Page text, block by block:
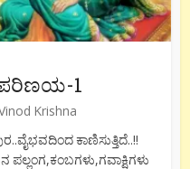
ಪರಿಣಯ-1
Krishna
ಕಾಣಿಸುತ್ತಿದೆ..!!